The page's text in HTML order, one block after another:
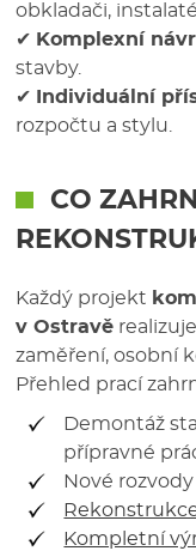
obkladači,
✔ Komplexní
stavby.
✔
Individuální
rozpočtu a stylu.
CO
Každý projekt
v Ostravě
zaměření, osobní
Přehled prací
Demontáž
přípravné
Nové
Kompletní